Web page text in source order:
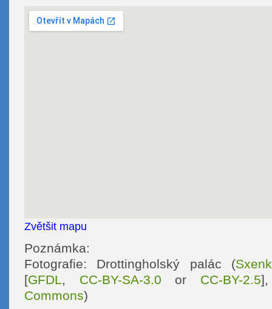
Zvětšit mapu
Poznámka:
Fotografie: Drottingholský palác (
[GFDL, CC-BY-SA-3.0 or CC-BY-2.5
Commons)